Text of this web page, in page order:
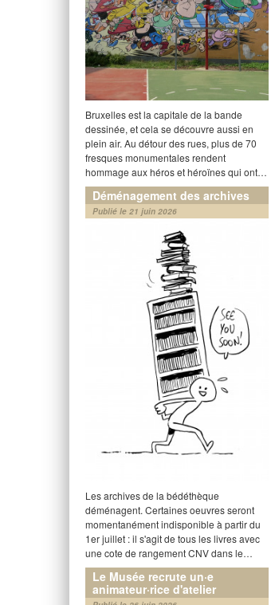
Bruxelles est la capitale de la bande
dessinée, et cela se découvre aussi en
plein air. Au détour des rues, plus de 70
fresques monumentales rendent
hommage aux héros et héroïnes qui ont…
Déménagement des archives
Publié le 21 juin 2026
Les archives de la bédéthèque
déménagent. Certaines oeuvres seront
momentanément indisponible à partir du
1er juillet : il s'agit de tous les livres avec
une cote de rangement CNV dans le…
Le Musée recrute un·e
animateur·rice d'atelier